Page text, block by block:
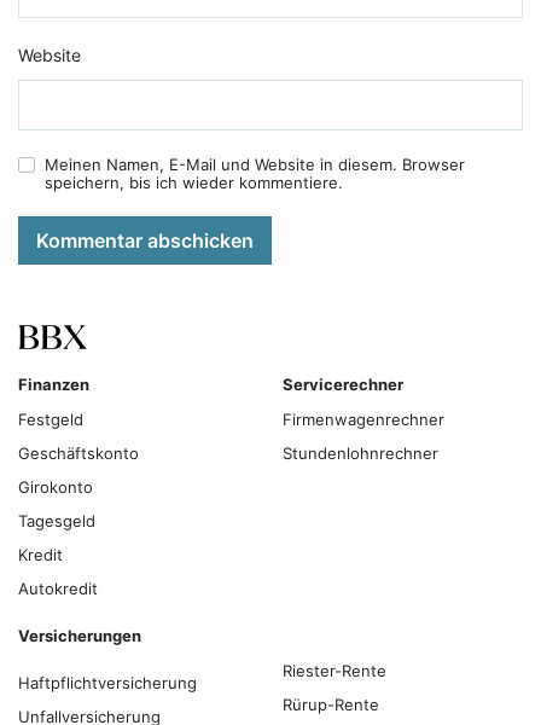
Website
Meinen Namen, E-Mail und Website in diesem. Browser
speichern, bis ich wieder kommentiere.
Kommentar abschicken
Finanzen
Festgeld
Geschäftskonto
Girokonto
Tagesgeld
Kredit
Autokredit
Servicerechner
Firmenwagenrechner
Stundenlohnrechner
Versicherungen
Haftpflichtversicherung
Unfallversicherung
Riester-Rente
Rürup-Rente